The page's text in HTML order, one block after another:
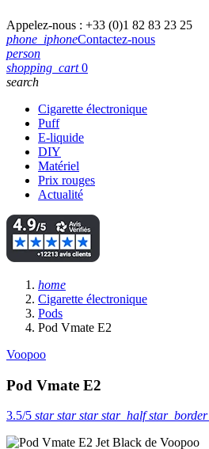
Appelez-nous : +33 (0)1 82 83 23 25
phone_iphoneContactez-nous
person
shopping_cart 0
search
Cigarette électronique
Puff
E-liquide
DIY
Matériel
Prix rouges
Actualité
home
Cigarette électronique
Pods
Pod Vmate E2
Voopoo
Pod Vmate E2
3.5/5 starstarstarstar_halfstar_border